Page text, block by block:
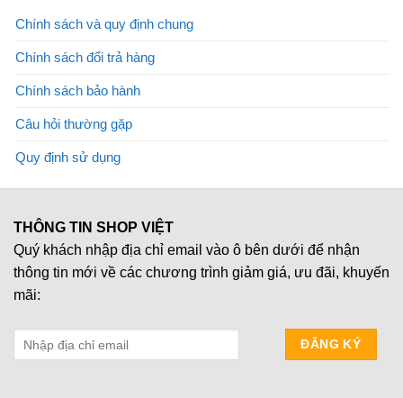
Chính sách và quy định chung
Chính sách đổi trả hàng
Chính sách bảo hành
Câu hỏi thường gặp
Quy định sử dụng
THÔNG TIN SHOP VIỆT
Quý khách nhập địa chỉ email vào ô bên dưới để nhận
thông tin mới về các chương trình giảm giá, ưu đãi, khuyến
mãi: